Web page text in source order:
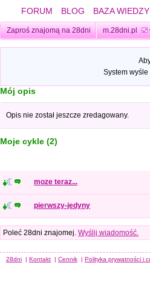
FORUM BLOG BAZA WIEDZY
Zaproś znajomą na 28dni m.28dni.pl
System
Mój opis
Opis nie został jeszcze zredagowany.
Moje cykle (2)
moze teraz...
pierwszy-jedyny
Poleć 28dni znajomej. Wyślij wiadomość.
28dni | Kontakt | Cennik | Polityka prywatności i